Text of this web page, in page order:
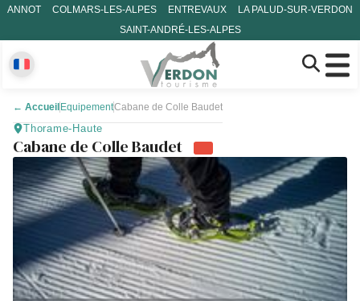
ANNOT COLMARS-LES-ALPES ENTREVAUX
LA PALUD-SUR-VERDON
SAINT-ANDRÉ-LES-ALPES
← Accueil EquipementCabane de Colle Baudet
Thorame-Haute
Cabane de Colle Baudet